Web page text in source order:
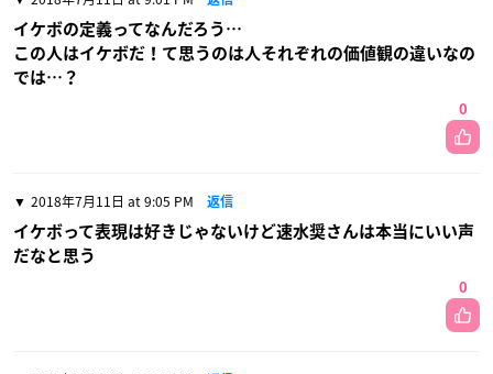
イケボの定義ってなんだろう…
この人はイケボだ！て思うのは人それぞれの価値観の違いなの
では…？
0
2018年7月11日 at 9:05 PM 返信
イケボって表現は好きじゃないけど速水奨さんは本当にいい声
だなと思う
0